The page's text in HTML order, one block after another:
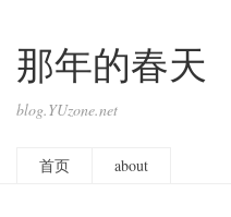
那年的春天
blog.YUzone.net
首页 about